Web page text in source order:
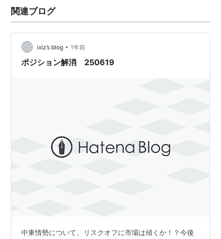
価値は変わる可能性あり💡 譲渡・換金不可（条件付き）
受取手…
関連ブログ
ixiz’s blog • 1年前
ポジション解消 250619
中東情勢について、リスクオフに市場は傾くか！？今後